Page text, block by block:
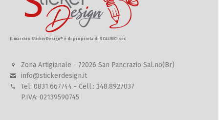
Il marchio StickerDesign® è di proprietà di SCALINCI snc
Zona Artigianale - 72026 San Pancrazio Sal.no(Br)
info@stickerdesign.it
Tel: 0831.667744 - Cell.: 348.8927037
P.IVA: 02139590745